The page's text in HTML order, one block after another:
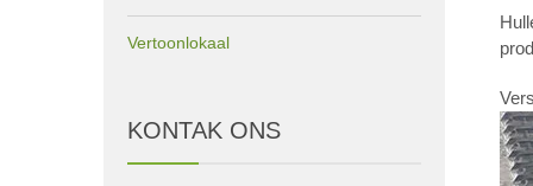
Vertoonlokaal
KONTAK ONS